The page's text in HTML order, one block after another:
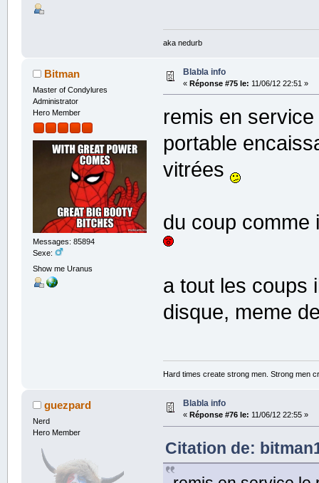
aka nedurb
Bitman
Master of Condylures
Administrator
Hero Member
Messages: 85894
Sexe:
Show me Uranus
Blabla info
« Réponse #75 le: 11/06/12 22:51 »
remis en
portable
vitrées
du coup comme
a tout les coups
disque, meme
Hard times create strong men. Strong men
guezpard
Nerd
Hero Member
Blabla info
« Réponse #76 le: 11/06/12 22:55 »
Citation de: